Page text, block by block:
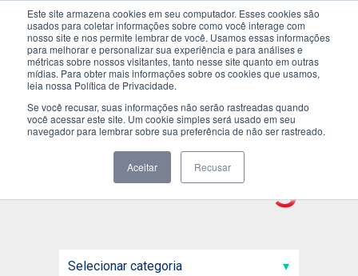
Este site armazena cookies em seu computador. Esses cookies são
usados para coletar informações sobre como você interage com
nosso site e nos permite lembrar de você. Usamos essas informações
para melhorar e personalizar sua experiência e para análises e
métricas sobre nossos visitantes, tanto nesse site quanto em outras
mídias. Para obter mais informações sobre os cookies que usamos,
leia nossa Política de Privacidade.
Se você recusar, suas informações não serão rastreadas quando
você acessar este site. Um cookie simples será usado em seu
navegador para lembrar sobre sua preferência de não ser rastreado.
Aceitar Recusar
Inside blog